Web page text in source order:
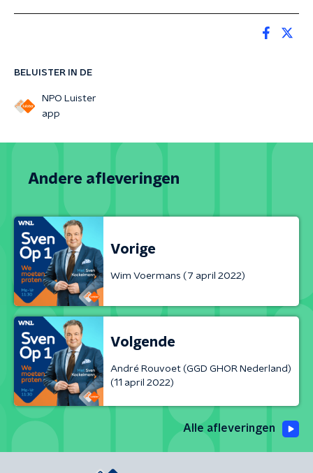
BELUISTER IN DE
NPO Luister
app
Andere afleveringen
Vorige
Wim Voermans (7 april 2022)
Volgende
André Rouvoet (GGD GHOR Nederland)
(11 april 2022)
Alle afleveringen